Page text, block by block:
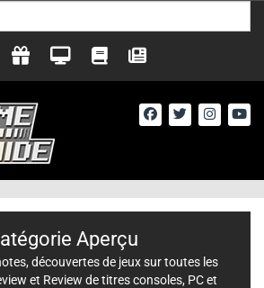
Aperçu
découvertes de jeux sur toutes les
et Review de titres consoles, PC et